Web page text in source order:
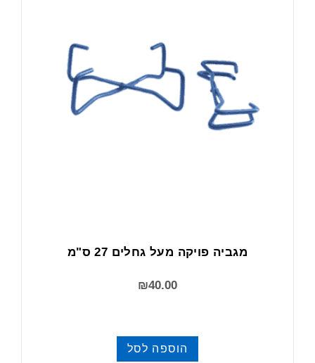
מגביה פויקה מעל גחלים 27 ס"מ
₪40.00
הוספה לסל